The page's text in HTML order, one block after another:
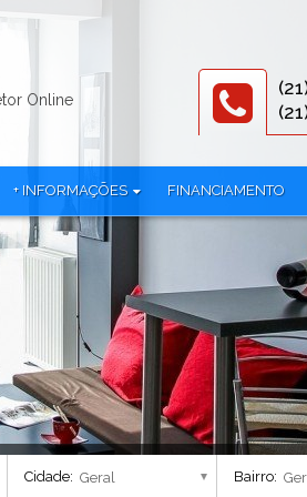
(4)
(1)
- Fase 1 (1)
- Fase 2 (1)
Club - Residencial (3)
+ INFORMAÇÕES
Documentos
Equipe
Política de privacidade
FINANCIAMENTO
Cidade: Bairro: